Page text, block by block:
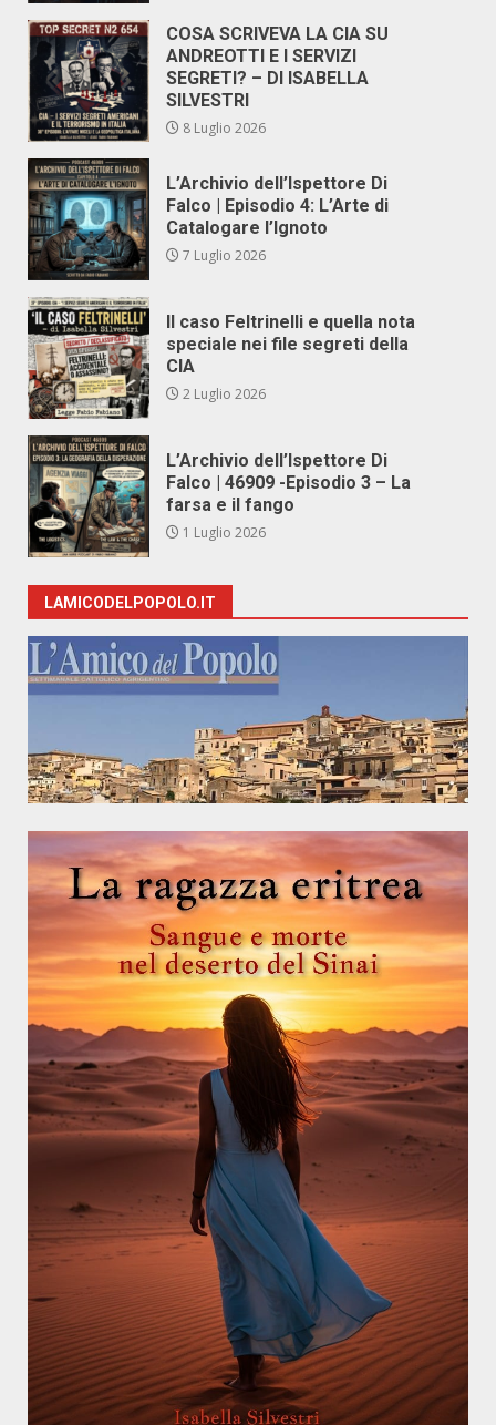
COSA SCRIVEVA LA CIA SU
ANDREOTTI E I SERVIZI
SEGRETI? – DI ISABELLA
SILVESTRI
8 Luglio 2026
L’Archivio dell’Ispettore Di
Falco | Episodio 4: L’Arte di
Catalogare l’Ignoto
7 Luglio 2026
Il caso Feltrinelli e quella nota
speciale nei file segreti della
CIA
2 Luglio 2026
L’Archivio dell’Ispettore Di
Falco | 46909 -Episodio 3 – La
farsa e il fango
1 Luglio 2026
LAMICODELPOPOLO.IT